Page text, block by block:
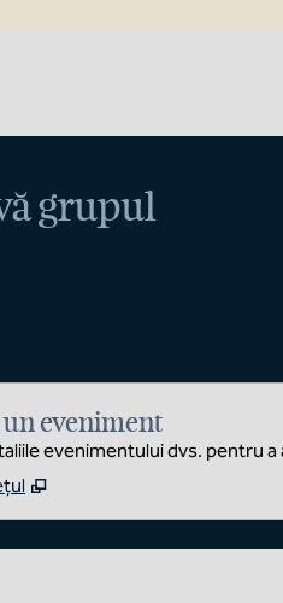
grupul
eveniment
evenimentului dvs. pentru a